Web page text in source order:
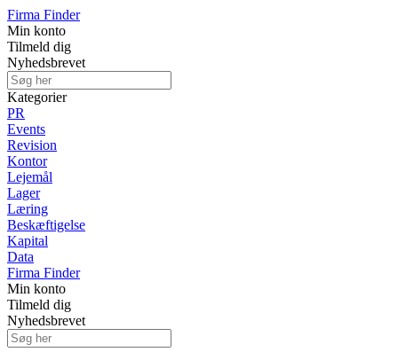
Firma Finder
Min konto
Tilmeld dig
Nyhedsbrevet
Kategorier
PR
Events
Revision
Kontor
Lejemål
Lager
Læring
Beskæftigelse
Kapital
Data
Firma Finder
Min konto
Tilmeld dig
Nyhedsbrevet